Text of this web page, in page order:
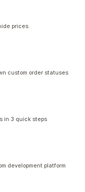
prices.
custom order statuses
in 3 quick steps
development platform